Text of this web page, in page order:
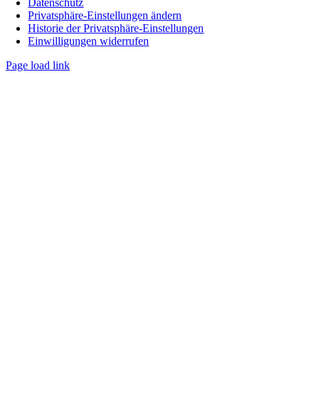
Privatsphäre-Einstellungen ändern
Historie der Privatsphäre-Einstellungen
Einwilligungen widerrufen
Page load link